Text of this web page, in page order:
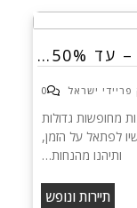
50%…
ישראל 0
מחופשות גדולות
לפתאל על הזמן,
ותיהנו מהנחות…
תיירות ונופש